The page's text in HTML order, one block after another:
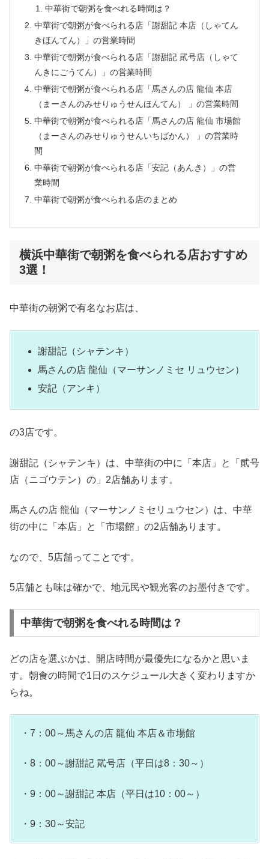
中華街で朝粥を食べれる時間は？
中華街で朝粥が食べられる店「謝甜記 本店（しゃてん
きほんてん）」の営業時間
中華街で朝粥が食べられる店「謝甜記 貮号店（しゃて
んきにごうてん）」の営業時間
中華街で朝粥が食べられる店「馬さんの店 龍仙 本店
（まーさんのみせりゅうせんほんてん） 」の営業時間
中華街で朝粥が食べられる店「馬さんの店 龍仙 市場館
（まーさんのみせりゅうせんいちばかん） 」の営業時
間
中華街で朝粥が食べられる店「安記（あんき）」の営
業時間
中華街で朝粥が食べられる店のまとめ
横浜中華街で朝粥を食べられる店おすすめ
3選！
中華街の朝粥で有名なお店は、
謝甜記（シャテンキ）
馬さんの店 龍仙（マーサンノミセ リュウセン）
安記（アンキ）
の3店です。
謝甜記（シャテンキ）は、中華街の中に「本店」と「貮号
店（ニゴウテン）の」2店舗あります。
馬さんの店 龍仙（マーサンノミセリュウセン）は、中華
街の中に「本店」と「市場館」の2店舗あります。
なので、5店舗ってことです。
5店舗とも味は確かで、地元民や観光客のお墨付きです。
中華街で朝粥を食べれる時間は？
どの店を選ぶかは、開店時間が最優先になるかと思いま
す。朝食の時間で1日のスケジュール大きく変わりますか
らね。
・7：00～馬さんの店 龍仙 本店＆市場館
・8：00～謝甜記 貮号店（平日は8：30～）
・9：00～謝甜記 本店（平日は10：00～）
・9：30～安記